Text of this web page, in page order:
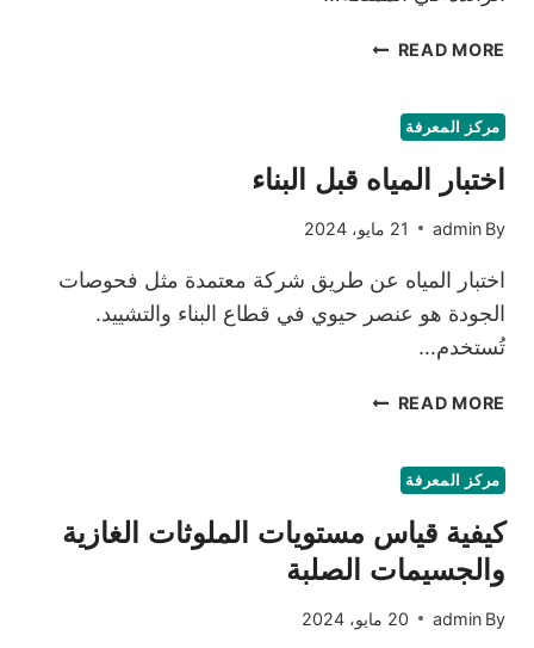
READ MORE فحوصات
الهندسية
مركز المعرفة
اختبار المياه قبل البناء
By
admin 21 مايو، 2024
اختبار المياه عن طريق شركة معتمدة مثل فحوصات
الجودة هو عنصر حيوي في قطاع البناء والتشييد.
تُستخدم…
READ MORE اختبار
مركز المعرفة
كيفية قياس مستويات الملوثات الغازية
والجسيمات الصلبة
By
admin 20 مايو، 2024